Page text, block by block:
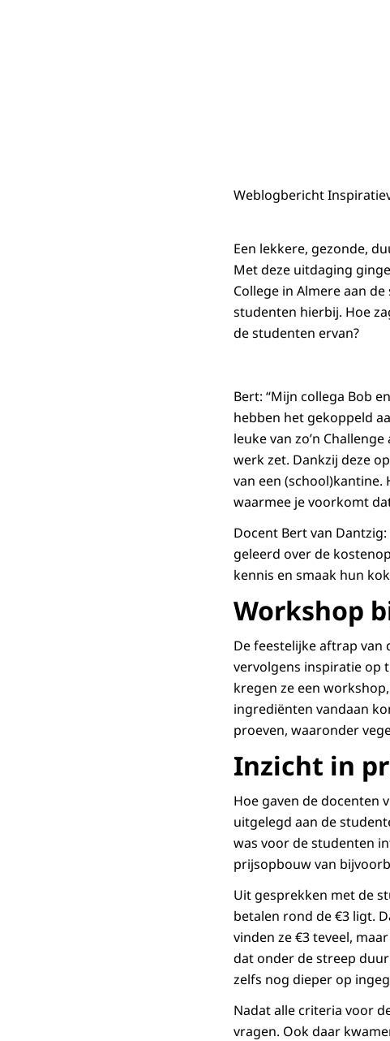
Weblogbericht
Een lekkere, gezonde,
Met deze uitdaging
College in Almere aan
studenten hierbij. Hoe
de studenten ervan?
Bert: “Mijn collega Bob
hebben het gekoppeld
leuke van zo’n
werk zet. Dankzij deze
van een
waarmee je voorkomt
Docent Bert van
geleerd over de
kennis en smaak hun
Workshop
De feestelijke aftrap van
vervolgens inspiratie op
kregen ze een
ingrediënten vandaan
proeven, waaronder
Inzicht in
Hoe gaven de docenten
uitgelegd aan de
was voor de studenten
prijsopbouw van
Uit gesprekken met de
betalen rond de €3 ligt.
vinden ze €3 teveel,
dat onder de streep
zelfs nog dieper op
Nadat alle criteria voor
vragen. Ook daar